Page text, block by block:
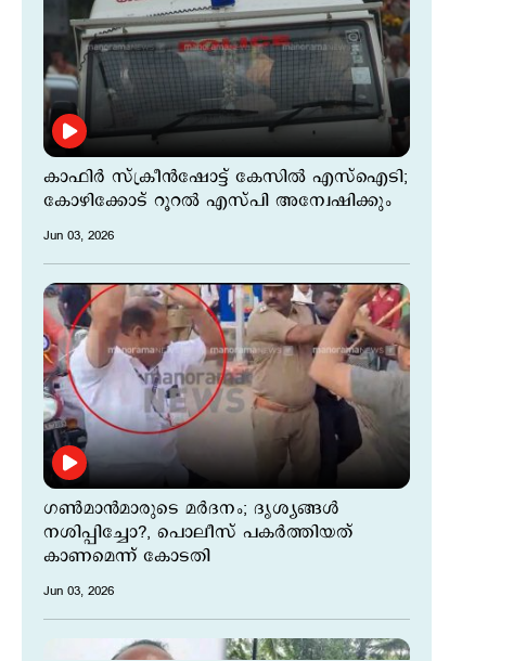
കാഫിർ സ്ക്രീൻഷോട്ട് കേസിൽ എസ്‌ഐടി;
കോഴിക്കോട് റൂറൽ എസ്പി അന്വേഷിക്കും
Jun 03, 2026
ഗണ്‍മാന്‍മാരുടെ മര്‍ദനം; ദൃശ്യങ്ങള്‍
നശിപ്പിച്ചോ?, പൊലീസ് പകര്‍ത്തിയത്
കാണമെന്ന് കോടതി
Jun 03, 2026